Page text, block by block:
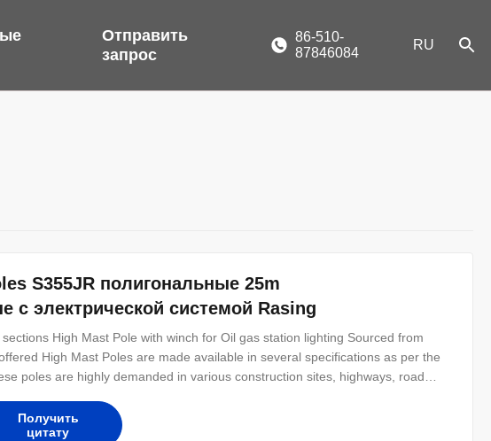
Отправить
запрос
86-510-
87846084
RU
S355JR полигональные 25m
с электрической системой Rasing
High Mast Pole with winch for Oil gas station lighting Sourced from
High Mast Poles are made available in several specifications as per the
poles are highly demanded in various construction sites, highways, road
operational
Получить
цитату